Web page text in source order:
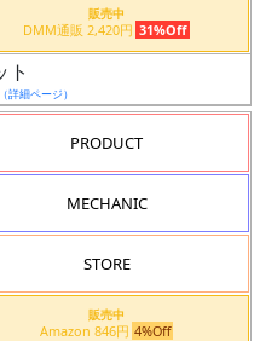
販売中
DMM通販 2,420円 31%Off
ト
（詳細ページ）
PRODUCT
MECHANIC
STORE
販売中
Amazon 846円 4%Off